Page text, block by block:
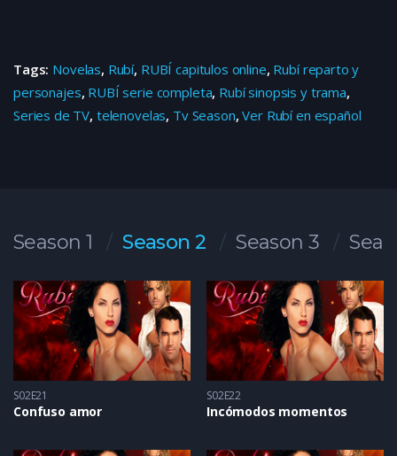
Tags: Novelas, Rubí, RUBÍ capitulos online, Rubí reparto y
personajes, RUBÍ serie completa, Rubí sinopsis y trama,
Series de TV, telenovelas, Tv Season,Ver Rubí en español
Season 1 Season 2 Season 3
S02E21
Confuso amor
S02E22
Incómodos momentos